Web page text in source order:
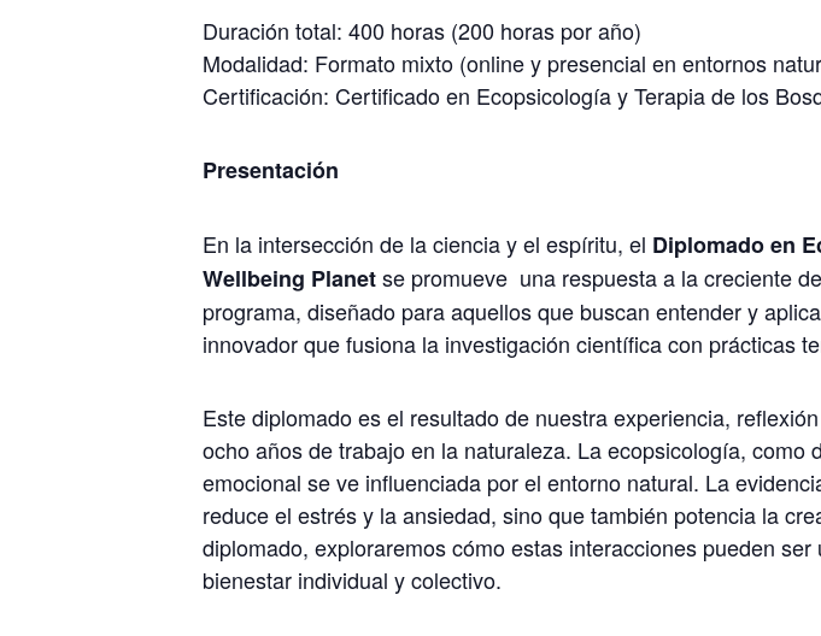
Duración total: 400 horas (200 horas por año)
Modalidad: Formato mixto (online y presencial en entornos
Certificación: Certificado en Ecopsicología y Terapia de los
Presentación
En la intersección de la ciencia y el espíritu, el Diplomado en
Wellbeing Planetse promueve una respuesta a la creciente
programa, diseñado para aquellos que buscan entender y
innovador que fusiona la investigación científica con prácticas
Este diplomado es el resultado de nuestra experiencia,
ocho años de trabajo en la naturaleza. La ecopsicología,
emocional se ve influenciada por el entorno natural. La
reduce el estrés y la ansiedad, sino que también potencia la
diplomado, exploraremos cómo estas interacciones pueden
bienestar individual y colectivo.